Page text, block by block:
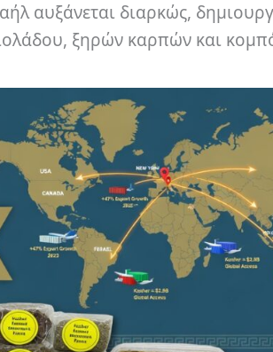
αυξάνεται διαρκώς,
ξηρών καρπών και